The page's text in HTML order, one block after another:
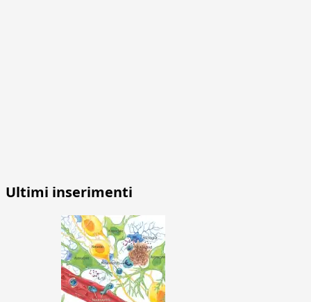
Ultimi inserimenti